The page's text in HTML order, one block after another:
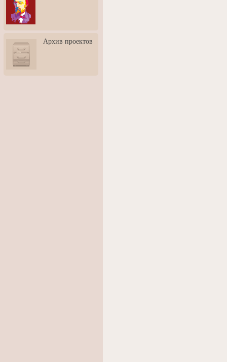
3: Обусловленности
человека и их влияние на
карьеру
скульптором Дмитрием
Тугариновым
АртБульвар в День города
Архив проектов